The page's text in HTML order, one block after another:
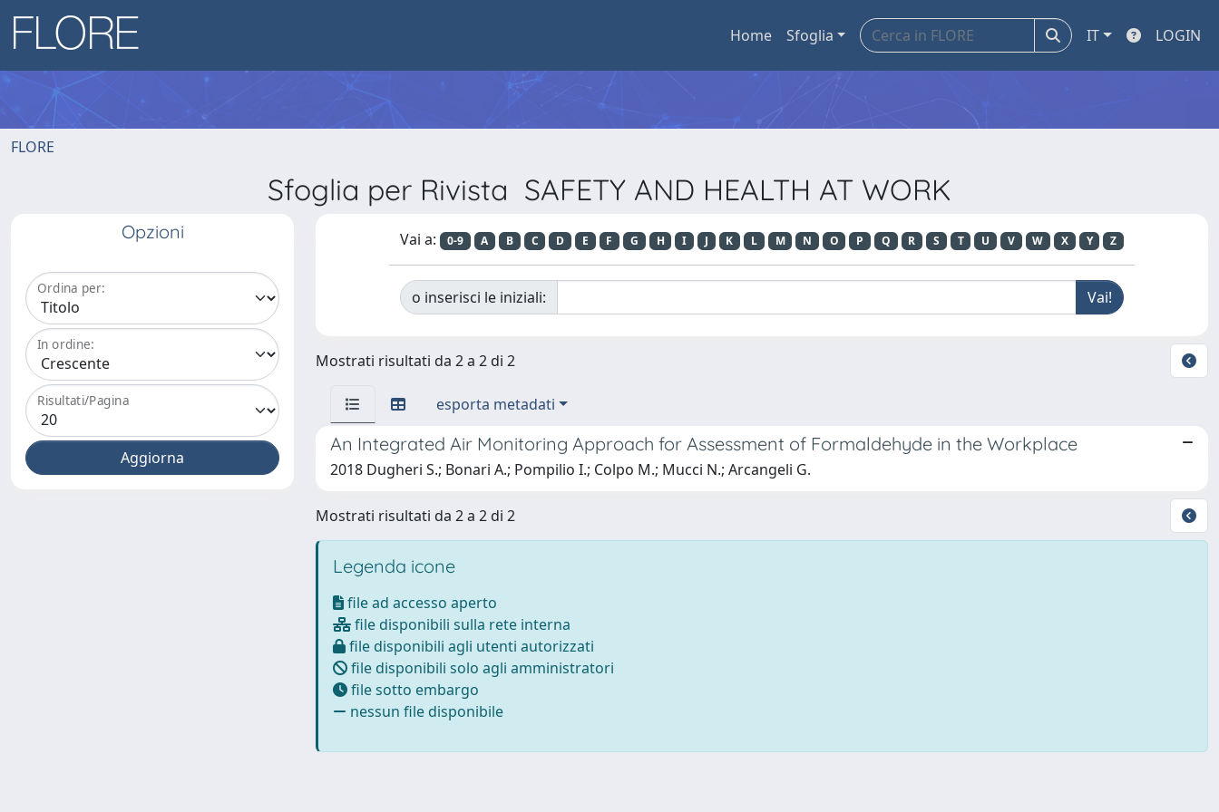
Home Sfoglia IT LOGIN
FLORE
Sfoglia per Rivista SAFETY AND HEALTH AT WORK
Opzioni
Ordina per:
In ordine:
Risultati/Pagina
Vai a: 0-9 A B C D E F G H I J K L M N O P Q R S T U V W X Y Z
o inserisci le iniziali:
Mostrati risultati da 2 a 2 di 2
esporta metadati
An Integrated Air Monitoring Approach for Assessment of Formaldehyde in the Workplace
2018 Dugheri S.; Bonari A.; Pompilio I.; Colpo M.; Mucci N.; Arcangeli G.
Mostrati risultati da 2 a 2 di 2
Legenda icone
file ad accesso aperto
file disponibili sulla rete interna
file disponibili agli utenti autorizzati
file disponibili solo agli amministratori
file sotto embargo
nessun file disponibile